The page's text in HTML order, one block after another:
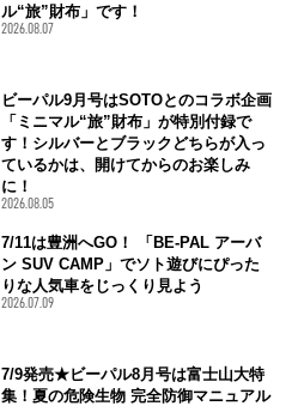
ル“旅”財布」です！
2026.08.07
ビーパル9月号はSOTOとのコラボ企画
「ミニマル“旅”財布」が特別付録で
す！シルバーとブラックどちらが入っ
ているかは、開けてからのお楽しみ
に！
2026.08.05
7/11は豊洲へGO！ 「BE-PAL アーバ
ン SUV CAMP」でソト遊びにぴった
りな人気車をじっくり見よう
2026.07.09
7/9発売★ビーパル8月号は富士山大特
集！夏の危険生物 完全防御マニュアル